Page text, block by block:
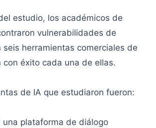
estudio, los académicos de
vulnerabilidades de
seis herramientas comerciales de
con éxito cada una de ellas.
de IA que estudiaron fueron:
una plataforma de diálogo